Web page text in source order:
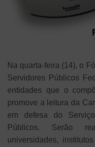
Na quarta-feira (14), o
Servidores Públicos
entidades que o
promove a leitura da
em defesa do
Públicos. Serão
universidades,